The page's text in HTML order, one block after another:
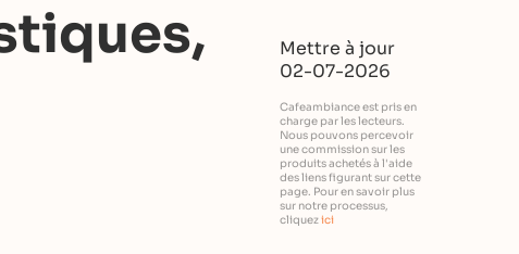
Mettre à jour
02-07-2026
Cafeambiance est pris en
charge par les lecteurs.
Nous pouvons percevoir
une commission sur les
produits achetés à l'aide
des liens figurant sur cette
page. Pour en savoir plus
sur notre processus,
cliquezici